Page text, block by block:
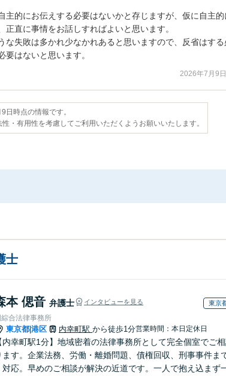
主的にお伝えする必要はないかと存じますが、仮に自主的
直に事情をお話しすればよいと思います。
な失敗は多かれ少なかれあると思いますので、反省はする
はないと思います。
2026年7月9
日時点の情報です。
・有用性を考慮してご利用いただくようお願いいたします。
士
本 偲音 弁護士 インタビューを見る 東京
綜合法律事務所
東京都 港区 内幸町駅 から徒歩1分営業時間：本日定休日
内幸町駅1分】地域密着の法律事務所として完全個室でご
ます。企業法務、労働・離婚問題、債権回収、刑事事件ま
対応。早めのご相談が解決の近道です。一人で抱え込まず